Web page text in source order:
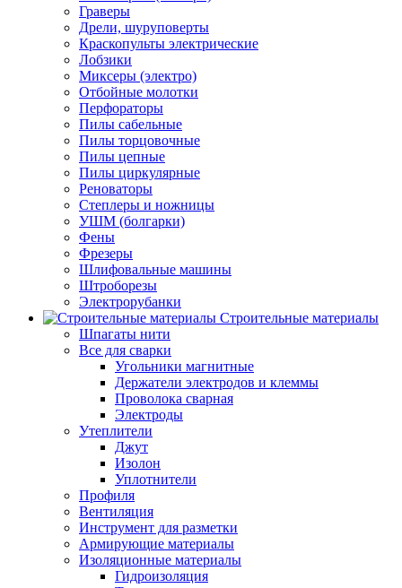
Граверы
Дрели, шуруповерты
Краскопульты электрические
Лобзики
Миксеры (электро)
Отбойные молотки
Перфораторы
Пилы сабельные
Пилы торцовочные
Пилы цепные
Пилы циркулярные
Реноваторы
Степлеры и ножницы
УШМ (болгарки)
Фены
Фрезеры
Шлифовальные машины
Штроборезы
Электрорубанки
Строительные материалы
Шпагаты нити
Все для сварки
Угольники магнитные
Держатели электродов и клеммы
Проволока сварная
Электроды
Утеплители
Джут
Изолон
Уплотнители
Профиля
Вентиляция
Инструмент для разметки
Армирующие материалы
Изоляционные материалы
Гидроизоляция